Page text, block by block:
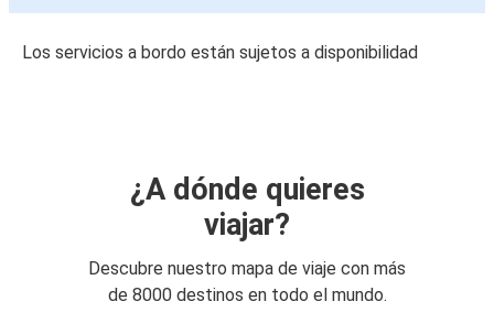
Los servicios a bordo están sujetos a disponibilidad
¿A dónde quieres
viajar?
Descubre nuestro mapa de viaje con más
de 8000 destinos en todo el mundo.